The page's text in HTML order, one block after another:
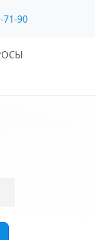
71-90